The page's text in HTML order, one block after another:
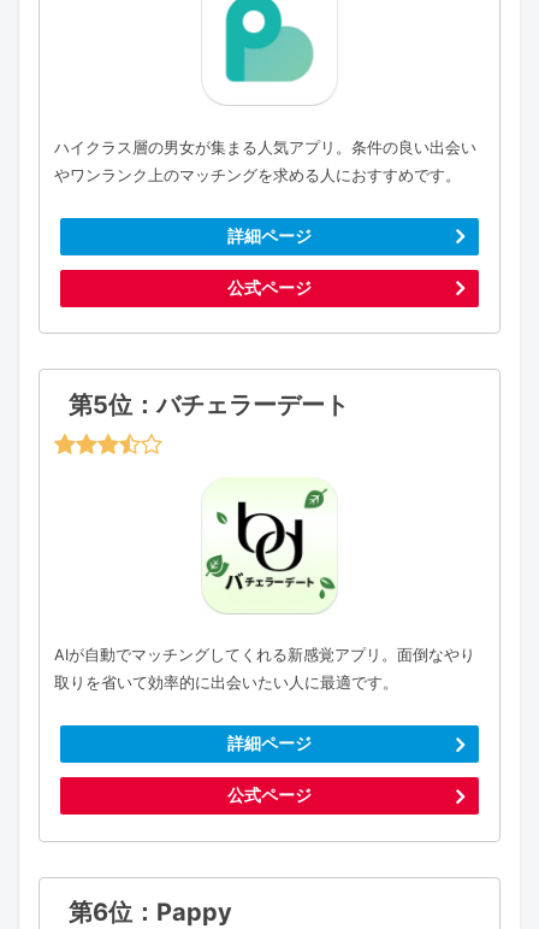
ハイクラス層の男女が集まる人気アプリ。条件の良い出会い
やワンランク上のマッチングを求める人におすすめです。
詳細ページ
公式ページ
第5位：バチェラーデート
AIが自動でマッチングしてくれる新感覚アプリ。面倒なやり
取りを省いて効率的に出会いたい人に最適です。
詳細ページ
公式ページ
第6位：Pappy